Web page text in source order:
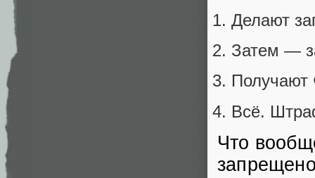
Делают
Затем —
Всё.
Что